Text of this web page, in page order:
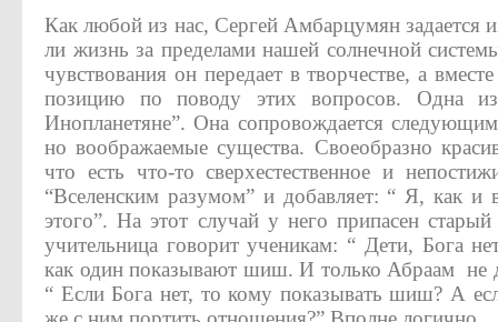
Как любой из нас, Сергей Амбарцумян задается
ли жизнь за пределами нашей солнечной
чувствования он передает в творчестве, а
позицию по поводу этих вопросов. Одна
Инопланетяне”. Она сопровождается
но воображаемые существа. Своеобразно
что есть что-то сверхестественное и
“Вселенским разумом” и добавляет: “ Я, как и
этого”. На этот случай у него припасен
учительница говорит ученикам: “ Дети, Бога
как один показывают шиш. И только Абраам не
“ Если Бога нет, то кому показывать шиш? А